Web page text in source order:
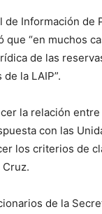
de Información de
que “en muchos
de las
la LAIP”.
la relación
con las
los criterios de
Cruz.
de la